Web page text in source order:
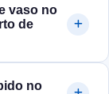
vaso no
de
no